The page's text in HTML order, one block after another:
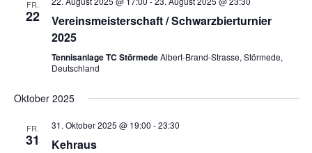
FR.
22
Vereinsmeisterschaft / Schwarzbierturnier
2025
Tennisanlage TC StörmedeAlbert-Brand-Strasse, Störmede,
Deutschland
Oktober 2025
FR.
31
31. Oktober 2025 @ 19:00 -23:30
Kehraus